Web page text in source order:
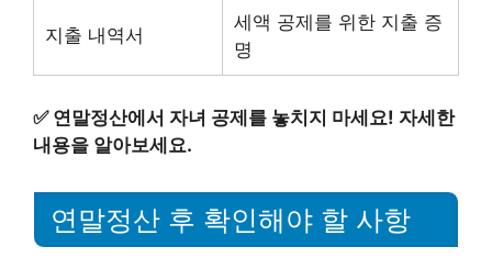
지출 내역서
세액 공제를 위한 지출 증
명
✅ 연말정산에서 자녀 공제를 놓치지 마세요! 자세한
내용을 알아보세요.
연말정산 후 확인해야 할 사항